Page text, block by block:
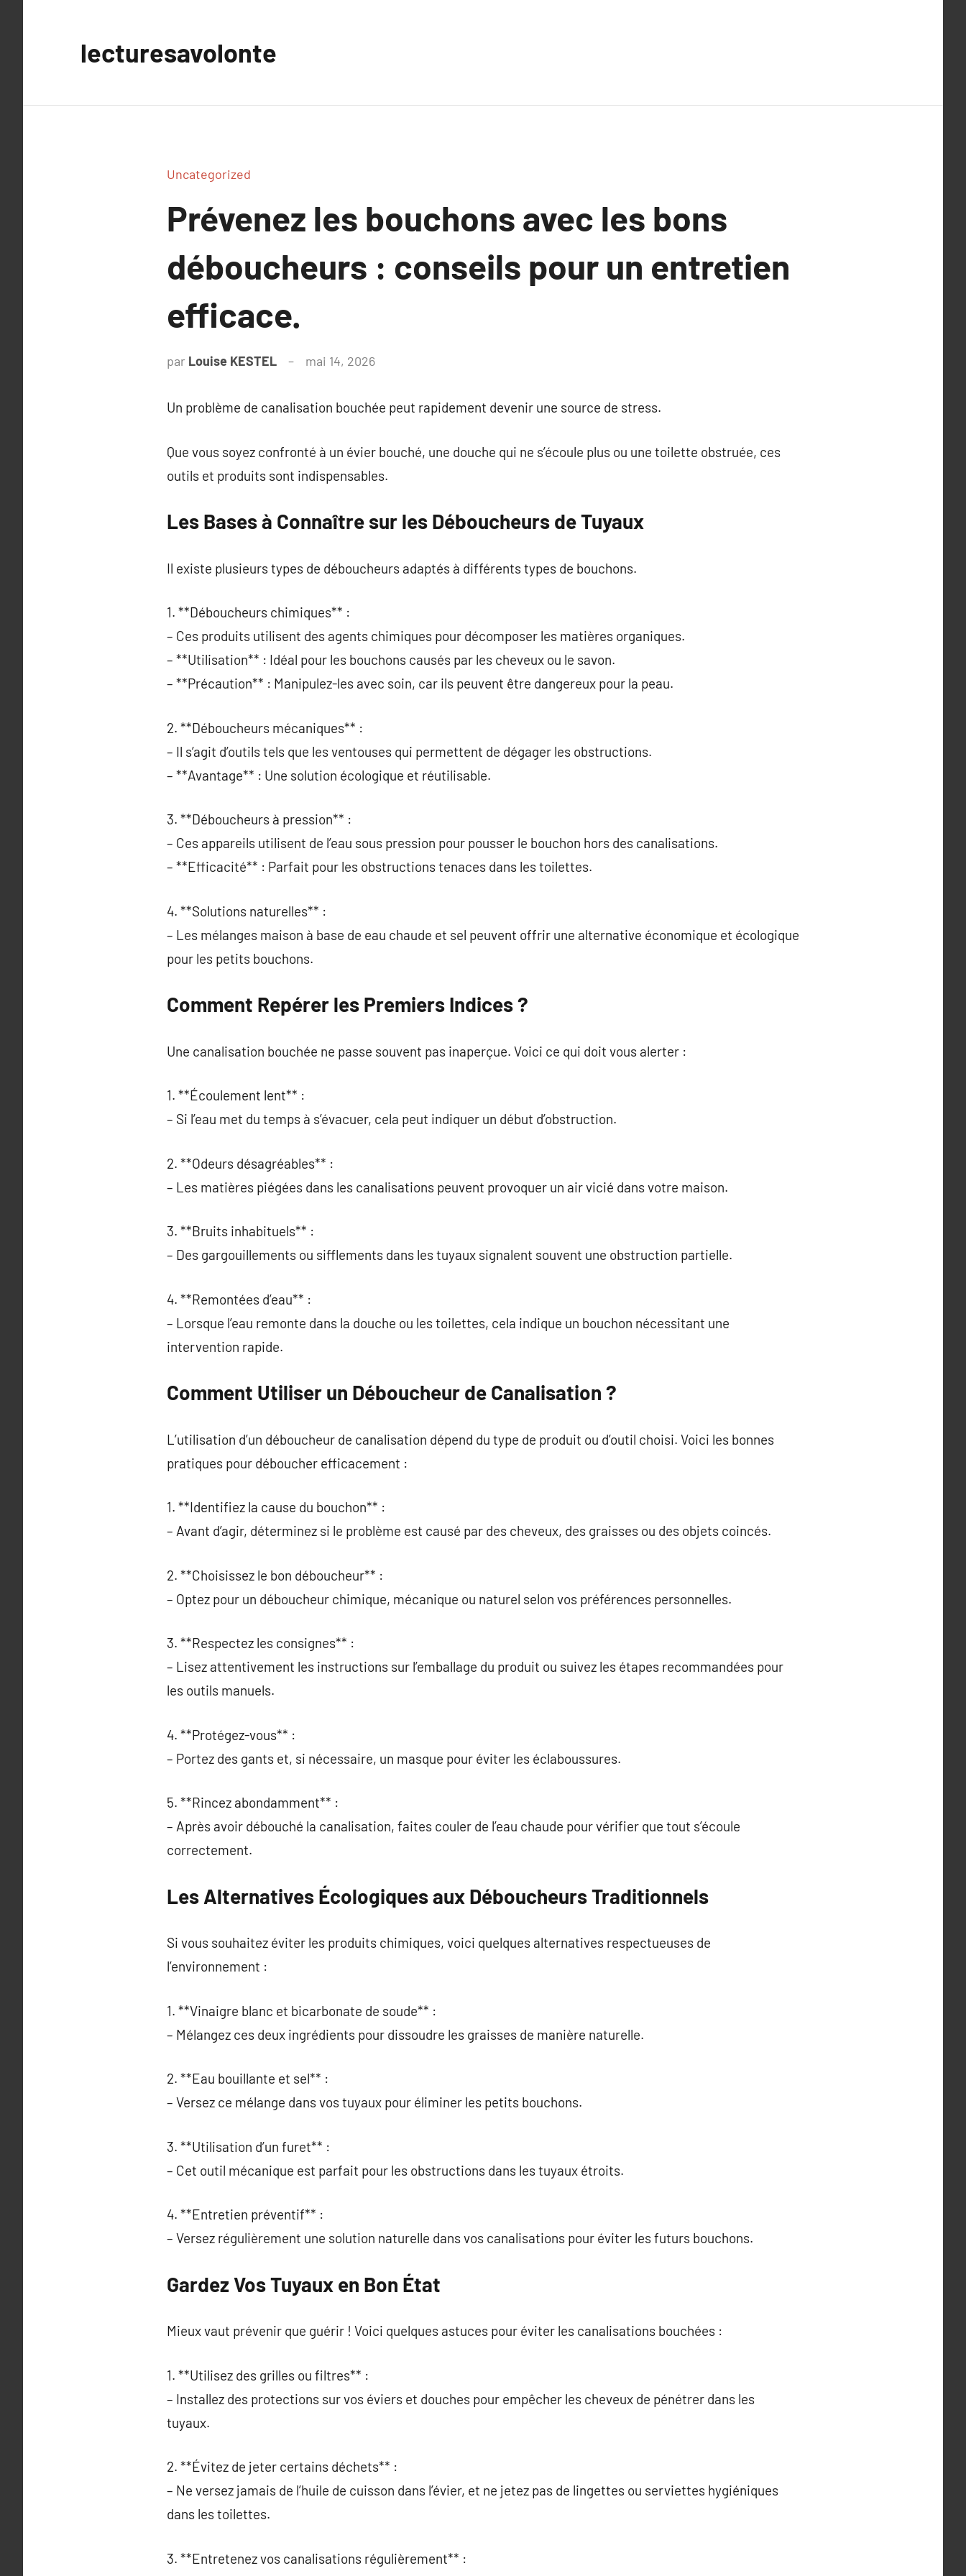
lecturesavolonte
Uncategorized
Prévenez les bouchons avec les bons
déboucheurs : conseils pour un entretien
efficace.
par Louise KESTEL mai 14, 2026
Un problème de canalisation bouchée peut rapidement devenir une source de stress.
Que vous soyez confronté à un évier bouché, une douche qui ne s’écoule plus ou une toilette obstruée, ces
outils et produits sont indispensables.
Les Bases à Connaître sur les Déboucheurs de Tuyaux
Il existe plusieurs types de déboucheurs adaptés à différents types de bouchons.
1. **Déboucheurs chimiques** :
– Ces produits utilisent des agents chimiques pour décomposer les matières organiques.
– **Utilisation** : Idéal pour les bouchons causés par les cheveux ou le savon.
– **Précaution** : Manipulez-les avec soin, car ils peuvent être dangereux pour la peau.
2. **Déboucheurs mécaniques** :
– Il s’agit d’outils tels que les ventouses qui permettent de dégager les obstructions.
– **Avantage** : Une solution écologique et réutilisable.
3. **Déboucheurs à pression** :
– Ces appareils utilisent de l’eau sous pression pour pousser le bouchon hors des canalisations.
– **Efficacité** : Parfait pour les obstructions tenaces dans les toilettes.
4. **Solutions naturelles** :
– Les mélanges maison à base de eau chaude et sel peuvent offrir une alternative économique et écologique
pour les petits bouchons.
Comment Repérer les Premiers Indices ?
Une canalisation bouchée ne passe souvent pas inaperçue. Voici ce qui doit vous alerter :
1. **Écoulement lent** :
– Si l’eau met du temps à s’évacuer, cela peut indiquer un début d’obstruction.
2. **Odeurs désagréables** :
– Les matières piégées dans les canalisations peuvent provoquer un air vicié dans votre maison.
3. **Bruits inhabituels** :
– Des gargouillements ou sifflements dans les tuyaux signalent souvent une obstruction partielle.
4. **Remontées d’eau** :
– Lorsque l’eau remonte dans la douche ou les toilettes, cela indique un bouchon nécessitant une
intervention rapide.
Comment Utiliser un Déboucheur de Canalisation ?
L’utilisation d’un déboucheur de canalisation dépend du type de produit ou d’outil choisi. Voici les bonnes
pratiques pour déboucher efficacement :
1. **Identifiez la cause du bouchon** :
– Avant d’agir, déterminez si le problème est causé par des cheveux, des graisses ou des objets coincés.
2. **Choisissez le bon déboucheur** :
– Optez pour un déboucheur chimique, mécanique ou naturel selon vos préférences personnelles.
3. **Respectez les consignes** :
– Lisez attentivement les instructions sur l’emballage du produit ou suivez les étapes recommandées pour
les outils manuels.
4. **Protégez-vous** :
– Portez des gants et, si nécessaire, un masque pour éviter les éclaboussures.
5. **Rincez abondamment** :
– Après avoir débouché la canalisation, faites couler de l’eau chaude pour vérifier que tout s’écoule
correctement.
Les Alternatives Écologiques aux Déboucheurs Traditionnels
Si vous souhaitez éviter les produits chimiques, voici quelques alternatives respectueuses de
l’environnement :
1. **Vinaigre blanc et bicarbonate de soude** :
– Mélangez ces deux ingrédients pour dissoudre les graisses de manière naturelle.
2. **Eau bouillante et sel** :
– Versez ce mélange dans vos tuyaux pour éliminer les petits bouchons.
3. **Utilisation d’un furet** :
– Cet outil mécanique est parfait pour les obstructions dans les tuyaux étroits.
4. **Entretien préventif** :
– Versez régulièrement une solution naturelle dans vos canalisations pour éviter les futurs bouchons.
Gardez Vos Tuyaux en Bon État
Mieux vaut prévenir que guérir ! Voici quelques astuces pour éviter les canalisations bouchées :
1. **Utilisez des grilles ou filtres** :
– Installez des protections sur vos éviers et douches pour empêcher les cheveux de pénétrer dans les
tuyaux.
2. **Évitez de jeter certains déchets** :
– Ne versez jamais de l’huile de cuisson dans l’évier, et ne jetez pas de lingettes ou serviettes hygiéniques
dans les toilettes.
3. **Entretenez vos canalisations régulièrement** :